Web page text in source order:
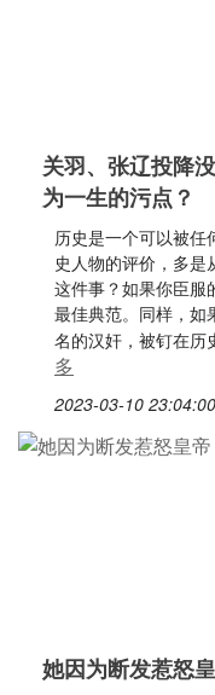
关羽、张辽投降
为一生的污点？
历史是一个可以被任
史人物的评价，多是
这件事？如果你臣服
最佳典范。同样，如
名的汉奸，被钉在历
多
2023-03-10 23:04:00
她因为断发惹怒